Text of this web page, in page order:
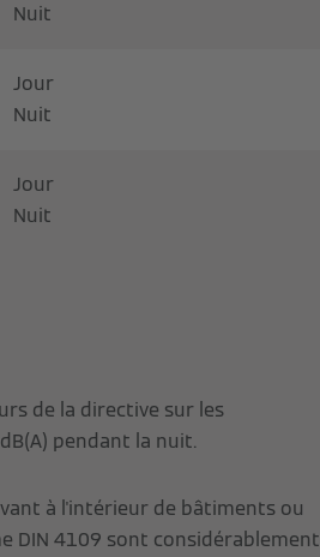
Nuit
Jour
Nuit
Jour
Nuit
de la directive sur les
pendant la nuit.
à l'intérieur de bâtiments ou
DIN 4109 sont considérablement